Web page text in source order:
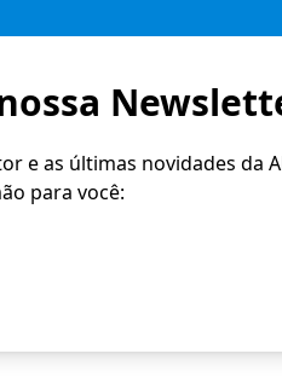
e as últimas novidades da
para você: